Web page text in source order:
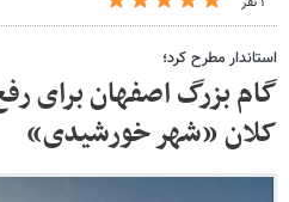
استاندار مطرح کرد؛
گام بزرگ اصفهان برای
کلان «شهر خورشیدی»